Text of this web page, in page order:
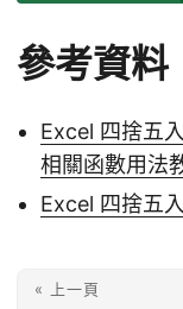
參考資料
Excel 四捨五
相關函數用法
Excel 四捨五
« 上一頁